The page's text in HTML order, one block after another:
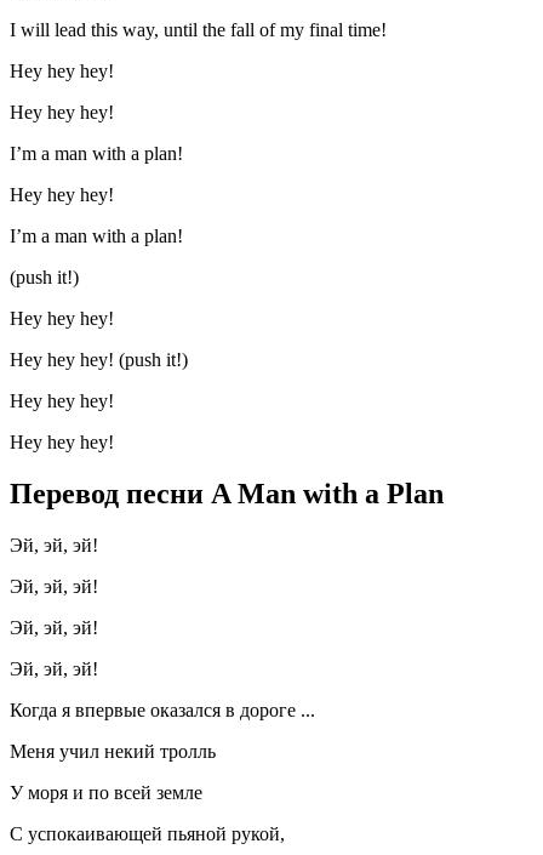
I will lead this way, until the fall of my final time!
Hey hey hey!
Hey hey hey!
I’m a man with a plan!
Hey hey hey!
I’m a man with a plan!
(push it!)
Hey hey hey!
Hey hey hey! (push it!)
Hey hey hey!
Hey hey hey!
Перевод песни A Man with a Plan
Эй, эй, эй!
Эй, эй, эй!
Эй, эй, эй!
Эй, эй, эй!
Когда я впервые оказался в дороге ...
Меня учил некий тролль
У моря и по всей земле
С успокаивающей пьяной рукой,